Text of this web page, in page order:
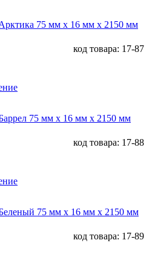
75 мм х 16 мм х 2150 мм
код товара: 17-87
75 мм х 16 мм х 2150 мм
код товара: 17-88
75 мм х 16 мм х 2150 мм
код товара: 17-89